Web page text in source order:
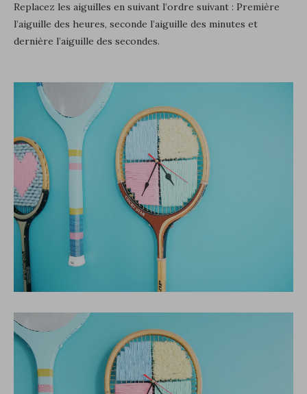
Replacez les aiguilles en suivant l’ordre suivant : Première
l’aiguille des heures, seconde l’aiguille des minutes et
dernière l’aiguille des secondes.